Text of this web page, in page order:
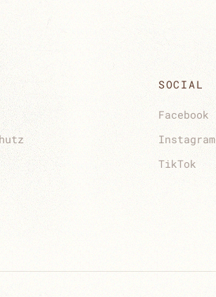
SOCIAL
Facebook
Instagram
TikTok